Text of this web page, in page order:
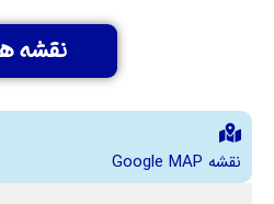
نقشه
نقشه Google MAP